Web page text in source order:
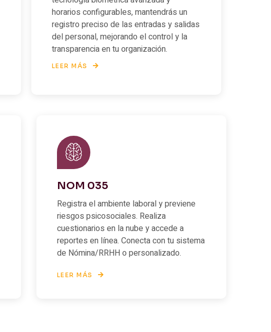
horarios configurables, mantendrás un
registro preciso de las entradas y salidas
del personal, mejorando el control y la
transparencia en tu organización.
LEER MÁS
NOM 035
Registra el ambiente laboral y previene
riesgos psicosociales. Realiza
cuestionarios en la nube y accede a
reportes en línea. Conecta con tu sistema
de Nómina/RRHH o personalizado.
LEER MÁS